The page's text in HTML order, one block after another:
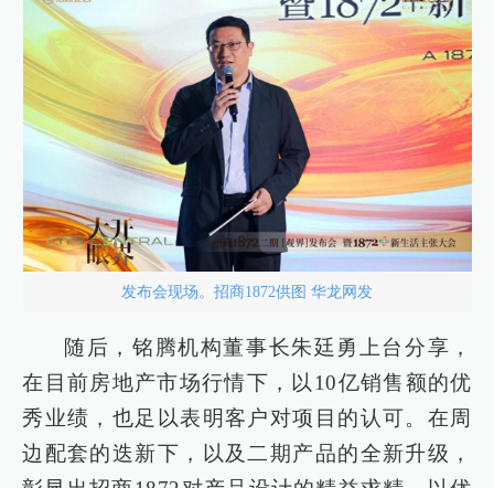
发布会现场。招商1872供图 华龙网发
随后，铭腾机构董事长朱廷勇上台分享，
在目前房地产市场行情下，以10亿销售额的优
秀业绩，也足以表明客户对项目的认可。在周
边配套的迭新下，以及二期产品的全新升级，